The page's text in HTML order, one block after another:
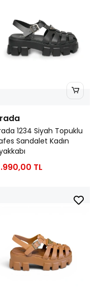
1234 Siyah Topuklu
Sandalet Kadın
TL